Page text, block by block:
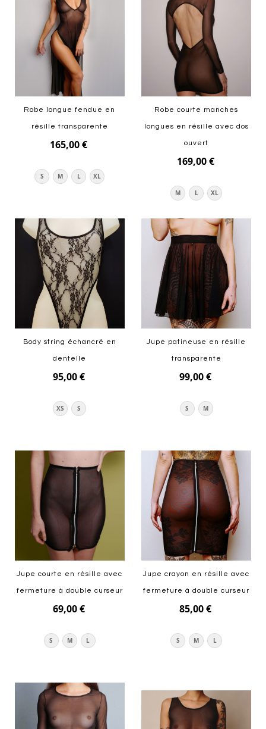
Robe longue fendue en
résille transparente
165,00 €
S M L XL
Robe courte manches
longues en résille avec dos
ouvert
169,00 €
M L XL
Ajouter au panier
Body string échancré en
dentelle
95,00 €
XS S
Jupe patineuse en résille
transparente
99,00 €
S M
Jupe courte en résille avec
fermeture à double curseur
69,00 €
S M L
Jupe crayon en résille avec
fermeture à double curseur
85,00 €
S M L